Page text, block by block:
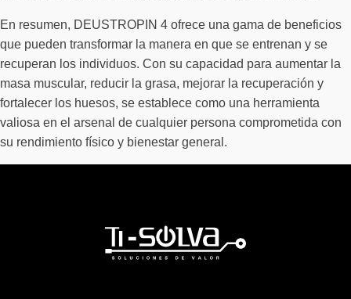
En resumen, DEUSTROPIN 4 ofrece una gama de beneficios
que pueden transformar la manera en que se entrenan y se
recuperan los individuos. Con su capacidad para aumentar la
masa muscular, reducir la grasa, mejorar la recuperación y
fortalecer los huesos, se establece como una herramienta
valiosa en el arsenal de cualquier persona comprometida con
su rendimiento físico y bienestar general.